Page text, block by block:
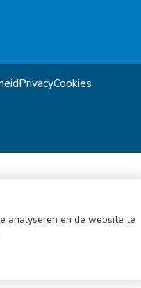
PrivacyCookies
analyseren en de website te